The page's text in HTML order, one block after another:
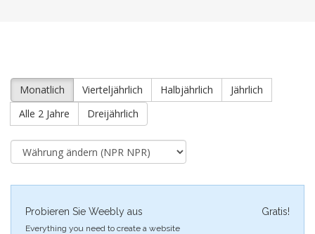
Monatlich Vierteljährlich Halbjährlich
Jährlich
Alle 2 Jahre
Dreijährlich
Gratis!
Probieren Sie Weebly aus
Everything you need to create a website